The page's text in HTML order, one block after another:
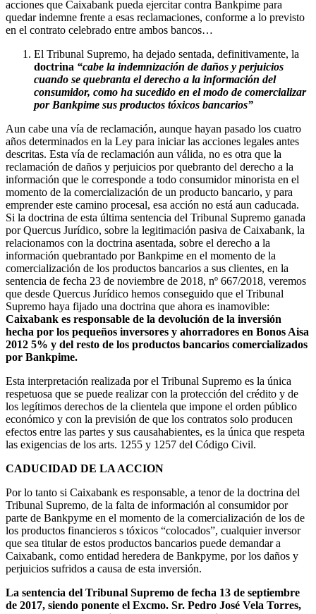
acciones que Caixabank pueda ejercitar contra Bankpime para
quedar indemne frente a esas reclamaciones, conforme a lo previsto
en el contrato celebrado entre ambos bancos…
El Tribunal Supremo, ha dejado sentada, definitivamente, la
doctrina “cabe la indemnización de daños y perjuicios
cuando se quebranta el derecho a la información del
consumidor, como ha sucedido en el modo de comercializar
por Bankpime sus productos tóxicos bancarios”
Aun cabe una vía de reclamación, aunque hayan pasado los cuatro
años determinados en la Ley para iniciar las acciones legales antes
descritas. Esta vía de reclamación aun válida, no es otra que la
reclamación de daños y perjuicios por quebranto del derecho a la
información que le corresponde a todo consumidor minorista en el
momento de la comercialización de un producto bancario, y para
emprender este camino procesal, esa acción no está aun caducada.
Si la doctrina de esta última sentencia del Tribunal Supremo ganada
por Quercus Jurídico, sobre la legitimación pasiva de Caixabank, la
relacionamos con la doctrina asentada, sobre el derecho a la
información quebrantado por Bankpime en el momento de la
comercialización de los productos bancarios a sus clientes, en la
sentencia de fecha 23 de noviembre de 2018, nº 667/2018, veremos
que desde Quercus Jurídico hemos conseguido que el Tribunal
Supremo haya fijado una doctrina que ahora es inamovible:
Caixabank es responsable de la devolución de la inversión
hecha por los pequeños inversores y ahorradores en Bonos Aisa
2012 5% y del resto de los productos bancarios comercializados
por Bankpime.
Esta interpretación realizada por el Tribunal Supremo es la única
respetuosa que se puede realizar con la protección del crédito y de
los legítimos derechos de la clientela que impone el orden público
económico y con la previsión de que los contratos solo producen
efectos entre las partes y sus causahabientes, es la única que respeta
las exigencias de los arts. 1255 y 1257 del Código Civil.
CADUCIDAD DE LA ACCION
Por lo tanto si Caixabank es responsable, a tenor de la doctrina del
Tribunal Supremo, de la falta de información al consumidor por
parte de Bankpyme en el momento de la comercialización de los de
los productos financieros s tóxicos “colocados”, cualquier inversor
que sea titular de estos productos bancarios puede demandar a
Caixabank, como entidad heredera de Bankpyme, por los daños y
perjuicios sufridos a causa de esta inversión.
La sentencia del Tribunal Supremo de fecha 13 de septiembre
de 2017, siendo ponente el Excmo. Sr. Pedro José Vela Torres,